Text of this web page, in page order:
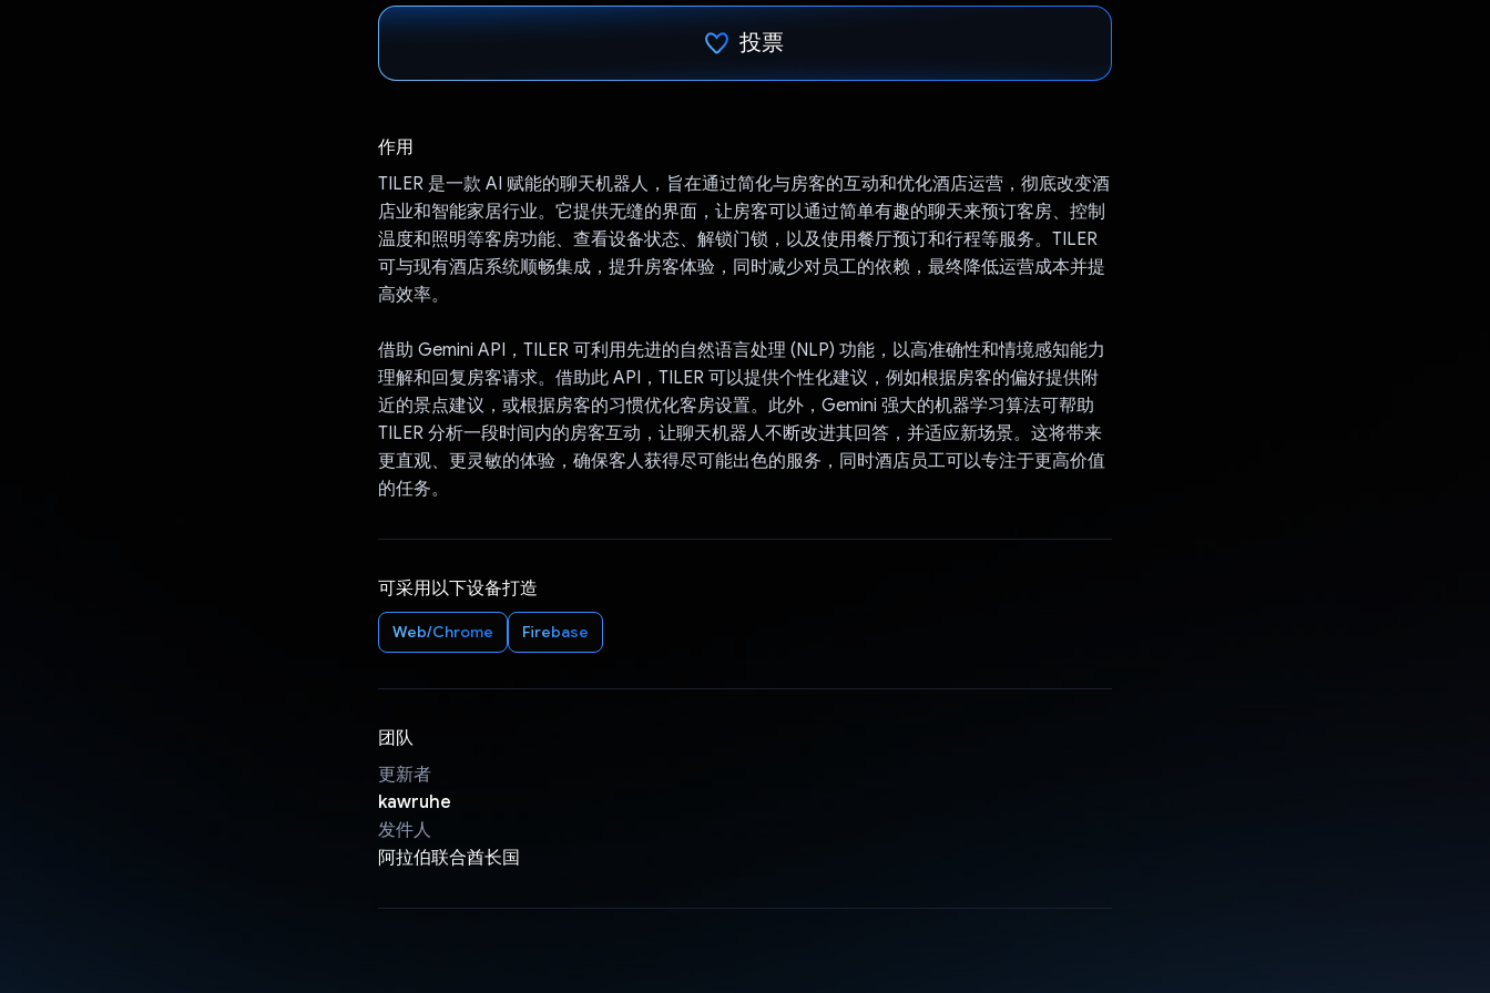
投票
作用
TILER 是一款 AI 赋能的聊天机器人，旨在通过简化与房客的互动和优化酒店运营，彻底改变酒
店业和智能家居行业。它提供无缝的界面，让房客可以通过简单有趣的聊天来预订客房、控制
温度和照明等客房功能、查看设备状态、解锁门锁，以及使用餐厅预订和行程等服务。TILER
可与现有酒店系统顺畅集成，提升房客体验，同时减少对员工的依赖，最终降低运营成本并提
高效率。
借助 Gemini API，TILER 可利用先进的自然语言处理 (NLP) 功能，以高准确性和情境感知能力
理解和回复房客请求。借助此 API，TILER 可以提供个性化建议，例如根据房客的偏好提供附
近的景点建议，或根据房客的习惯优化客房设置。此外，Gemini 强大的机器学习算法可帮助
TILER 分析一段时间内的房客互动，让聊天机器人不断改进其回答，并适应新场景。这将带来
更直观、更灵敏的体验，确保客人获得尽可能出色的服务，同时酒店员工可以专注于更高价值
的任务。
可采用以下设备打造
Web/Chrome Firebase
团队
更新者
kawruhe
发件人
阿拉伯联合酋长国